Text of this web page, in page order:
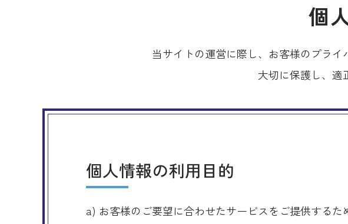
個
当サイトの運営に際し、お客様のプライ
大切に保護し、適
個人情報の利用目的
a) お客様のご要望に合わせたサービスをご提供するた